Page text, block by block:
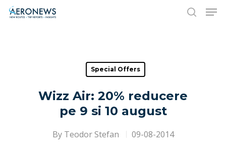
Hit enter to search or ESC to close
Special Offers
Wizz Air: 20% reducere
pe 9 si 10 august
By Teodor Stefan 09-08-2014